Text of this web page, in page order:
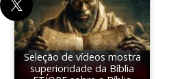
Seleção de vídeos mostra
superioridade da Bíblia